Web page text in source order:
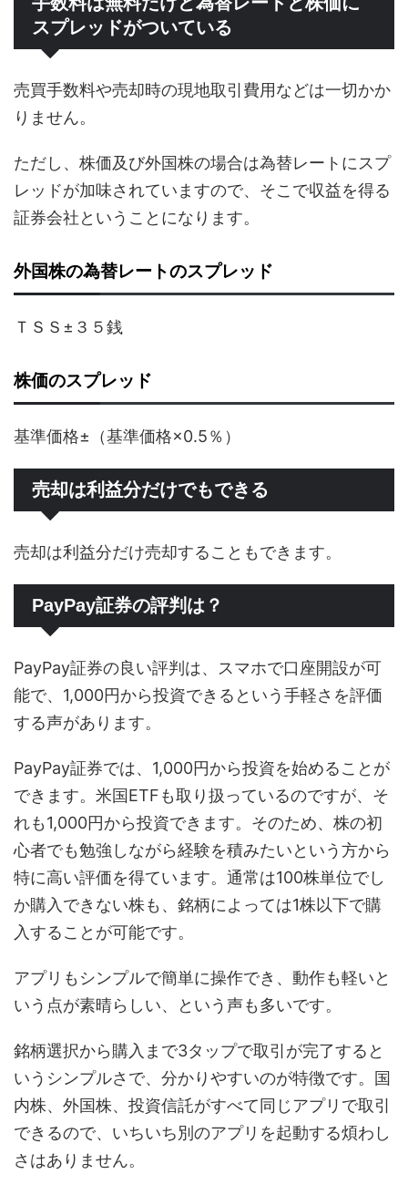
スプレッドがついている
売買手数料や売却時の現地取引費用などは一切かか
りません。
ただし、株価及び外国株の場合は為替レートにスプ
レッドが加味されていますので、そこで収益を得る
証券会社ということになります。
外国株の為替レートのスプレッド
ＴＳＳ±３５銭
株価のスプレッド
基準価格±（基準価格×0.5％）
売却は利益分だけでもできる
売却は利益分だけ売却することもできます。
PayPay証券の評判は？
PayPay証券の良い評判は、スマホで口座開設が可
能で、1,000円から投資できるという手軽さを評価
する声があります。
PayPay証券では、1,000円から投資を始めることが
できます。米国ETFも取り扱っているのですが、そ
れも1,000円から投資できます。そのため、株の初
心者でも勉強しながら経験を積みたいという方から
特に高い評価を得ています。通常は100株単位でし
か購入できない株も、銘柄によっては1株以下で購
入することが可能です。
アプリもシンプルで簡単に操作でき、動作も軽いと
いう点が素晴らしい、という声も多いです。
銘柄選択から購入まで3タップで取引が完了すると
いうシンプルさで、分かりやすいのが特徴です。国
内株、外国株、投資信託がすべて同じアプリで取引
できるので、いちいち別のアプリを起動する煩わし
さはありません。